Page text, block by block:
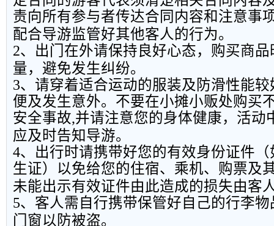
责向所有参与者传达合同内容和注意事
配合导游监管好其他客人的行为。
2、出门在外请保持良好心态，购买商
量，避免发生纠纷。
3、请穿着适合运动的服装及防滑性能
便及发生意外。不要在小摊小贩处购买
安全事故,并请注意您的身体健康，活动
应及时告知导游。
4、出行时请携带好您的有效身份证件
生证）以免给您的住宿、乘机、购票及
未能出示有效证件由此造成的损失由客
5、客人需自行携带保管好自己的行李
门窗以防被盗。